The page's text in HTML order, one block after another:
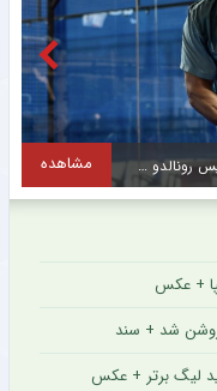
مشاهده
+ عکس
روشن شد + سند
لیگ برتر + عکس